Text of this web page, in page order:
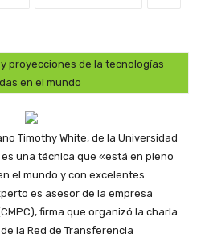
y proyecciones de la tecnologías
en el mundo
Timothy White, de la Universidad
una técnica que «está en pleno
el mundo y con excelentes
es asesor de la empresa
firma que organizó la charla
la Red de Transferencia